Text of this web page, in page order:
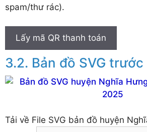
spam/thư rác).
Lấy mã QR thanh toán
Bản đồ SVG
Tải về File SVG bản đồ huyện